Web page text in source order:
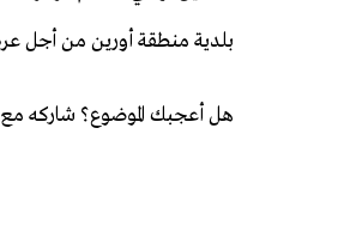
بلدية منطقة أورين من أجل
هل أعجبك الموضوع؟ شاركه